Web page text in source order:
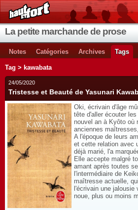
La petite marchande de prose
Notes Catégories Archives Tags
Tag > kawabata
24/05/2020
Tristesse et Beauté de Yasunari
Oki, écrivain d'âge
tête d'aller écouter
nouvel an à Kyôto où
anciennes
A l'époque de leurs
et cette relation avec
déjà marié, l'a
Elle accepte malgré
amant après toutes
l'intermédiaire de
maîtresse actuelle,
l'écrivain une
noue, plus ou moins